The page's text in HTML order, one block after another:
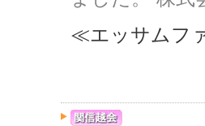
≪エッサムフ